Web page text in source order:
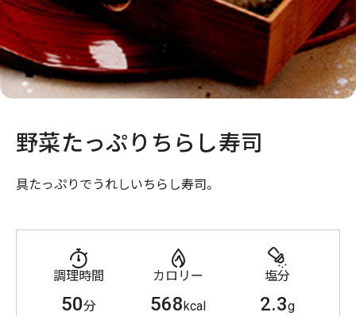
野菜たっぷりちらし寿司
具たっぷりでうれしいちらし寿司。
調理時間
50分
カロリー
568kcal
塩分
2.3g